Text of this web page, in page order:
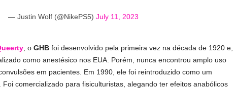
— Justin Wolf (@NikePS5) July 11, 2023
, o GHB foi desenvolvido pela primeira vez na década de 1920 e,
como anestésico nos EUA. Porém, nunca encontrou amplo uso
em pacientes. Em 1990, ele foi reintroduzido como um
comercializado para fisiculturistas, alegando ter efeitos anabólicos